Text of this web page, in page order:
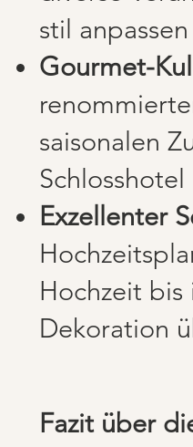
stil
Gourmet-
saisonalen
Exzellenter
Hochzeit
Dekoration
Fazit über